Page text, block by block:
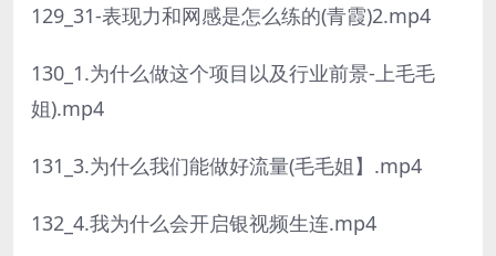
129_31-表现力和网感是怎么练的(青霞)2.mp4
130_1.为什么做这个项目以及行业前景-上毛毛
姐).mp4
131_3.为什么我们能做好流量(毛毛姐】.mp4
132_4.我为什么会开启银视频生连.mp4